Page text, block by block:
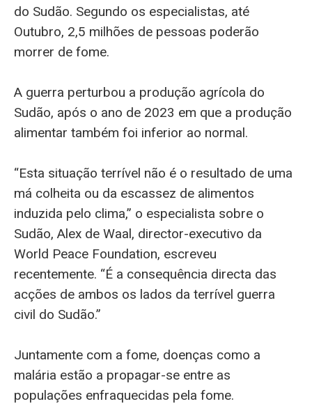
do Sudão. Segundo os especialistas, até
Outubro, 2,5 milhões de pessoas poderão
morrer de fome.
A guerra perturbou a produção agrícola do
Sudão, após o ano de 2023 em que a produção
alimentar também foi inferior ao normal.
“Esta situação terrível não é o resultado de uma
má colheita ou da escassez de alimentos
induzida pelo clima,” o especialista sobre o
Sudão, Alex de Waal, director-executivo da
World Peace Foundation, escreveu
recentemente. “É a consequência directa das
acções de ambos os lados da terrível guerra
civil do Sudão.”
Juntamente com a fome, doenças como a
malária estão a propagar-se entre as
populações enfraquecidas pela fome.